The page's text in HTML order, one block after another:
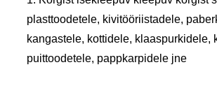
plasttoodetele, kivitööriistadele,
kangastele, kottidele, klaaspurkidele,
puittoodetele, pappkarpidele jne